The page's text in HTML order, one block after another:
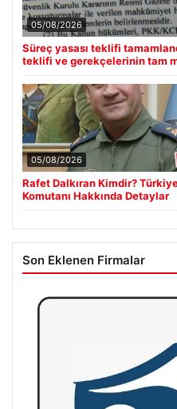
05/08/2026
Süreç yasası teklifi
teklifi ve gerekçelerinin tam
05/08/2026
Rafet Dalkıran Kimdir?
Komutanı Hakkında Detaylar
Son Eklenen Firmalar